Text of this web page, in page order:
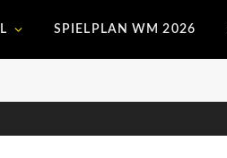
SPIELPLAN WM 2026